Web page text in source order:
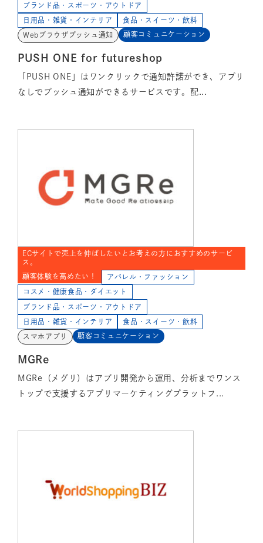
ブランド品・スポーツ・アウトドア
日用品・雑貨・インテリア 食品・スイーツ・飲料
Webブラウザプッシュ通知 顧客コミュニケーション
PUSH ONE for futureshop
「PUSH ONE」はワンクリックで通知許諾ができ、アプリ
なしでプッシュ通知ができるサービスです。配...
ECサイトで売上を伸ばしたいとお考えの方におすすめのサービ
ス。
顧客体験を高めたい！
アパレル・ファッション
コスメ・健康食品・ダイエット
ブランド品・スポーツ・アウトドア
日用品・雑貨・インテリア 食品・スイーツ・飲料
スマホアプリ 顧客コミュニケーション
MGRe
MGRe（メグリ）はアプリ開発から運用、分析までワンス
トップで支援するアプリマーケティングプラットフ...